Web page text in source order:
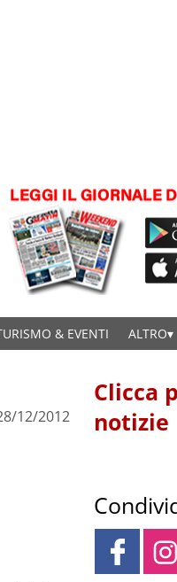
& EVENTI ALTRO
12/2012
Clicca
notizie